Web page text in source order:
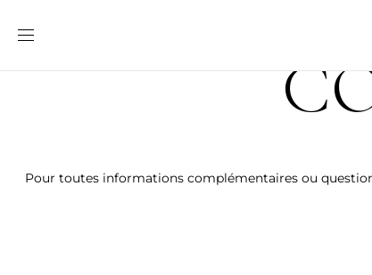
contenu
Pour toutes informations complémentaires ou